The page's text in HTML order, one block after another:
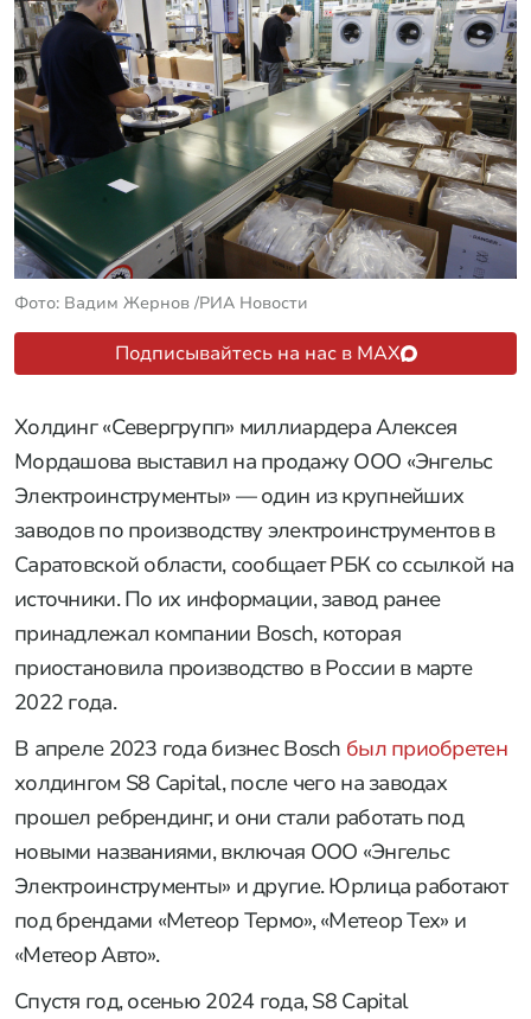
Фото: Вадим Жернов /РИА Новости
Подписывайтесь на нас в MAX
Холдинг «Севергрупп» миллиардера Алексея
Мордашова выставил на продажу ООО «Энгельс
Электроинструменты» — один из крупнейших
заводов по производству электроинструментов в
Саратовской области, сообщает РБК со ссылкой на
источники. По их информации, завод ранее
принадлежал компании Bosch, которая
приостановила производство в России в марте
2022 года.
В апреле 2023 года бизнес Bosch был приобретен
холдингом S8 Capital, после чего на заводах
прошел ребрендинг, и они стали работать под
новыми названиями, включая ООО «Энгельс
Электроинструменты» и другие. Юрлица работают
под брендами «Метеор Термо», «Метеор Тех» и
«Метеор Авто».
Спустя год, осенью 2024 года, S8 Capital